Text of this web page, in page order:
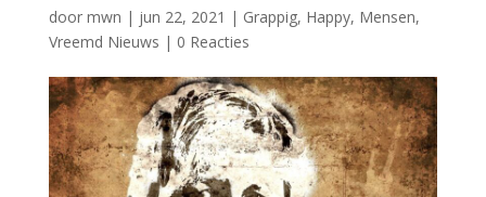
door mwn | jun 22, 2021 | Grappig, Happy, Mensen,
Vreemd Nieuws | 0 Reacties